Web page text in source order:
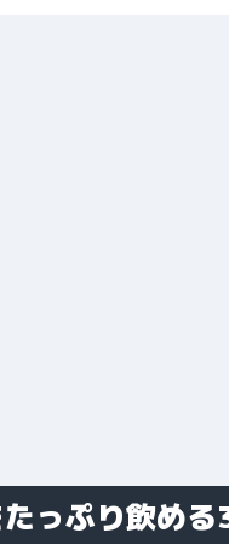
っぷり飲め